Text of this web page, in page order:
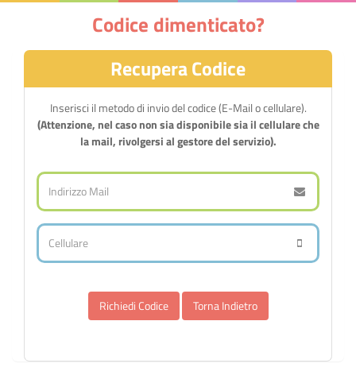
Codice dimenticato?
Recupera Codice
Inserisci il metodo di invio del codice (E-Mail o cellulare).
(Attenzione, nel caso non sia disponibile sia il cellulare che
la mail, rivolgersi al gestore del servizio).
Torna Indietro